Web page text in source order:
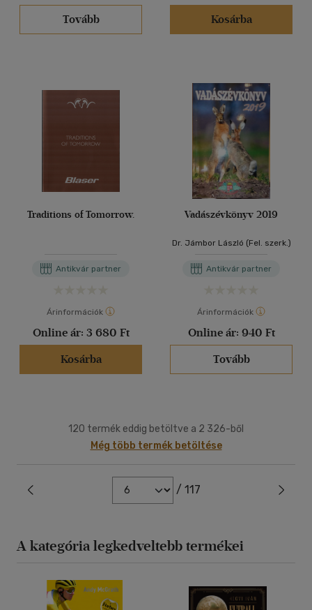
Tovább
Kosárba
Traditions of Tomorrow.
Antikvár partner
Árinformációk
Online ár: 3 680 Ft
Kosárba
Vadászévkönyv 2019
Dr. Jámbor László (Fel. szerk.)
Antikvár partner
Árinformációk
Online ár: 940 Ft
Tovább
120 termék eddig betöltve a 2 326-ből
Még több termék betöltése
/ 117
A kategória legkedveltebb termékei